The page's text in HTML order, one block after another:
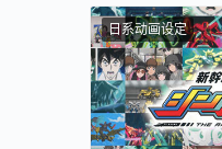
日系动画设定